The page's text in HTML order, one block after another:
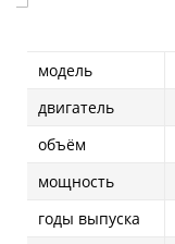
модель
двигатель
объём
мощность
годы выпуска